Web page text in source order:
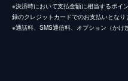
※決済時において支払金額に相当するポイ
録のクレジットカードでのお支払いとなり
※通話料、SMS通信料、オプション（かけ